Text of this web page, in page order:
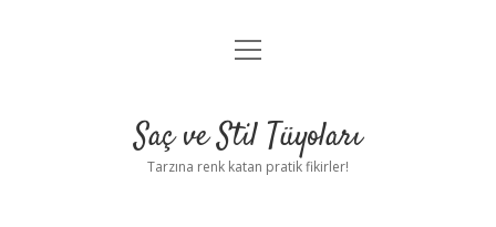
Anasayfa
Yasal Uyarı
menüyü
Saç ve Stil Tüyoları
Tarzına renk katan pratik fikirler!